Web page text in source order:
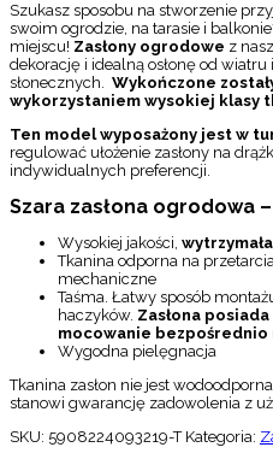
Szukasz sposobu na stworzenie
swoim ogrodzie, na tarasie i
miejscu! Zasłony ogrodowe z
dekorację i idealną osłonę od wiatru
słonecznych. Wykończone
wykorzystaniem wysokiej klasy
Ten model wyposażony jest w
regulować ułożenie zasłony na
indywidualnych preferencji.
Szara zasłona ogrodowa
Wysokiej jakości,
Tkanina odporna na
mechaniczne
Taśma. Łatwy sposób
haczyków. Zasłona posiada
mocowanie bezpośrednio
Wygodna pielęgnacja
Tkanina zasłon nie jest
stanowi gwarancję zadowolenia z
SKU: 5908224093219-T Kategoria: